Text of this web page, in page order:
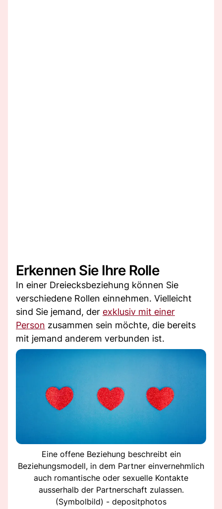
Erkennen Sie Ihre Rolle
In einer Dreiecksbeziehung können Sie
verschiedene Rollen einnehmen. Vielleicht
sind Sie jemand, der exklusiv mit einer
Person zusammen sein möchte, die bereits
mit jemand anderem verbunden ist.
Eine offene Beziehung beschreibt ein
Beziehungsmodell, in dem Partner einvernehmlich
auch romantische oder sexuelle Kontakte
ausserhalb der Partnerschaft zulassen.
(Symbolbild) - depositphotos